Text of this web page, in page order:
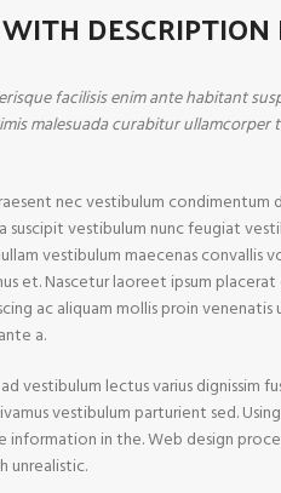
WITH
facilisis enim ante habitant
malesuada curabitur ullamcorper
nec vestibulum condimentum
suscipit vestibulum nunc feugiat
vestibulum maecenas convallis
et. Nascetur laoreet ipsum
ac aliquam mollis proin venenatis
a.
vestibulum lectus varius dignissim
vestibulum parturient sed.
in the. Web design
unrealistic.